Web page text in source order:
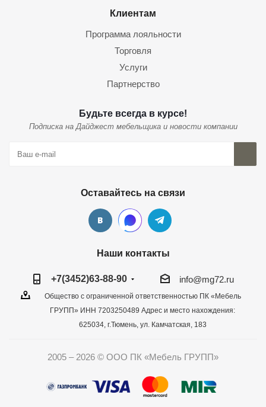
Клиентам
Программа лояльности
Торговля
Услуги
Партнерство
Будьте всегда в курсе!
Подписка на Дайджест мебельщика и новости компании
Оставайтесь на связи
Наши контакты
+7(3452)63-88-90 info@mg72.ru
Общество с ограниченной ответственностью ПК «Мебель
ГРУПП» ИНН 7203250489 Адрес и место нахождения:
625034, г.Тюмень, ул. Камчатская, 183
2005 – 2026 © ООО ПК «Мебель ГРУПП»